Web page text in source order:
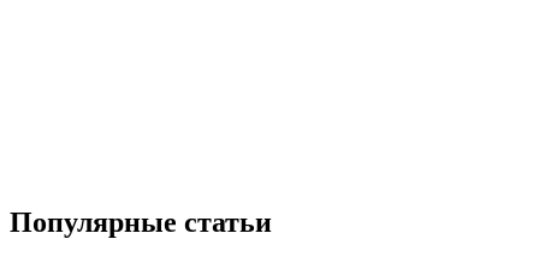
Популярные статьи